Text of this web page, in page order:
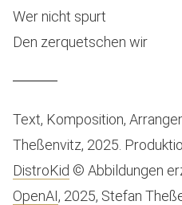
Wer nicht spurt
Den zerquetschen wir
Text, Komposition,
Theßenvitz, 2025.
DistroKid © Abbildungen
OpenAI, 2025, Stefan